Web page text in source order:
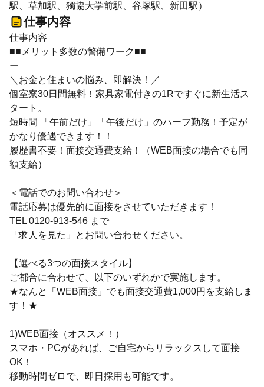
駅、草加駅、獨協大学前駅、谷塚駅、新田駅）
仕事内容
仕事内容
■■メリット多数の警備ワーク■■
ー
＼お金と住まいの悩み、即解決！／
個室寮30日間無料！家具家電付きの1Rですぐに新生活ス
タート。
短時間 「午前だけ」「午後だけ」のハーフ勤務！予定が
かなり優遇できます！！
履歴書不要！面接交通費支給！（WEB面接の場合でも同
額支給）
＜電話でのお問い合わせ＞
電話応募は優先的に面接をさせていただきます！
TEL 0120-913-546 まで
「求人を見た」とお問い合わせください。
【選べる3つの面接スタイル】
ご都合に合わせて、以下のいずれかで実施します。
★なんと「WEB面接」でも面接交通費1,000円を支給しま
す！★
1)WEB面接（オススメ！）
スマホ・PCがあれば、ご自宅からリラックスして面接
OK！
移動時間ゼロで、即日採用も可能です。